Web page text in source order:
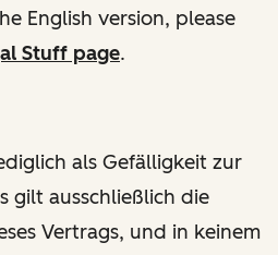
English version, please
Stuff page.
als Gefälligkeit zur
gilt ausschließlich die
Vertrags, und in keinem